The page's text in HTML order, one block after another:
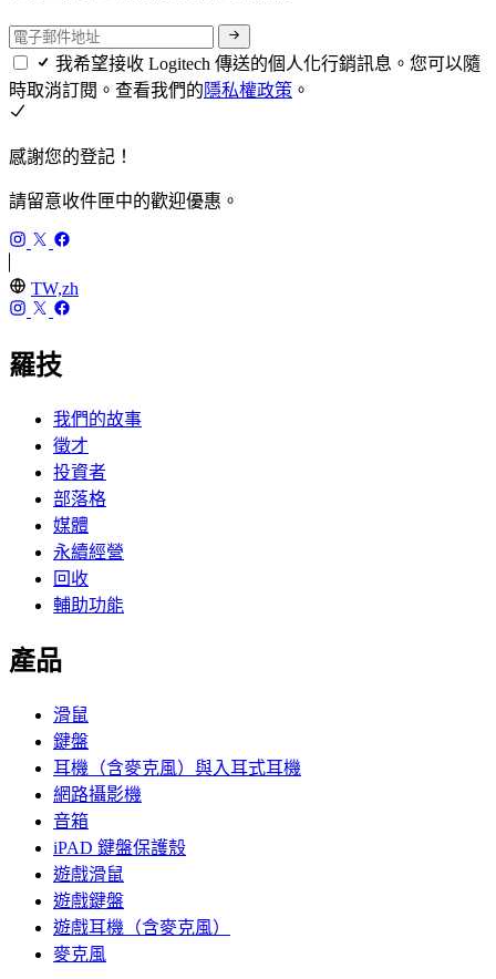
我希望接收 Logitech 傳送的個人化行銷訊息。您可以隨
時取消訂閱。查看我們的隱私權政策 。
感謝您的登記！
請留意收件匣中的歡迎優惠。
TW,zh
羅技
我們的故事
徵才
投資者
部落格
媒體
永續經營
回收
輔助功能
產品
滑鼠
鍵盤
耳機（含麥克風）與入耳式耳機
網路攝影機
音箱
iPAD 鍵盤保護殼
遊戲滑鼠
遊戲鍵盤
遊戲耳機（含麥克風）
麥克風